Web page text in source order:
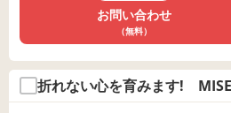
お問い合わせ
（無料）
折れない心を育みます!